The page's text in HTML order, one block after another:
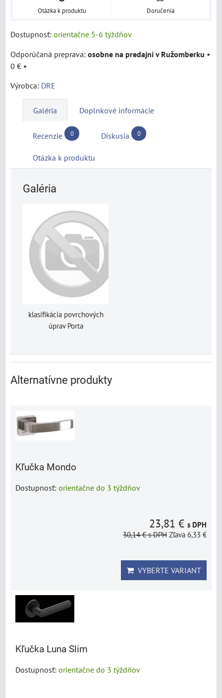
Otázka k produktu Doručenia
Dostupnosť: orientačne 5-6 týždňov
osobne na predajni v Ružomberku •
0 € •
Výrobca: DRE
Galéria Doplnkové informácie
Recenzie 0 Diskusia 0
Otázka k produktu
Galéria
klasifikácia povrchových
úprav Porta
Alternatívne produkty
Kľučka Mondo
Dostupnosť: orientačne do 3 týždňov
23,81 € s DPH
30,14 €s DPH Zľava 6,33 €
VYBERTE VARIANT
Kľučka Luna Slim
Dostupnosť: orientačne do 3 týždňov